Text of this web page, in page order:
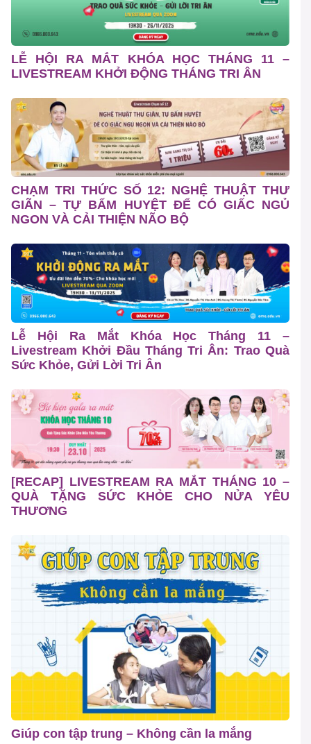
LỄ HỘI RA MẮT KHÓA HỌC THÁNG 11 –
LIVESTREAM KHỞI ĐỘNG THÁNG TRI ÂN
CHẠM TRI THỨC SỐ 12: NGHỆ THUẬT THƯ
GIÃN – TỰ BẤM HUYỆT ĐỂ CÓ GIẤC NGỦ
NGON VÀ CẢI THIỆN NÃO BỘ
Lễ Hội Ra Mắt Khóa Học Tháng 11 –
Livestream Khởi Đầu Tháng Tri Ân: Trao Quà
Sức Khỏe, Gửi Lời Tri Ân
[RECAP] LIVESTREAM RA MẮT THÁNG 10 –
QUÀ TẶNG SỨC KHỎE CHO NỬA YÊU
THƯƠNG
Giúp con tập trung – Không cần la mắng